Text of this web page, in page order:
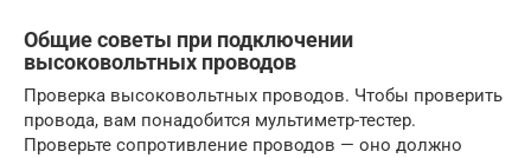
Общие советы при подключении
высоковольтных проводов
Проверка высоковольтных проводов. Чтобы проверить
провода, вам понадобится мультиметр-тестер.
Проверьте сопротивление проводов — оно должно